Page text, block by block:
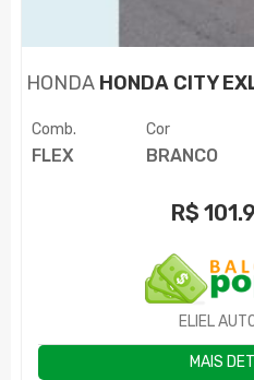
HONDA HONDA CITY
Comb.
FLEX
Cor
BRANCO
R$
ELIEL
MAIS